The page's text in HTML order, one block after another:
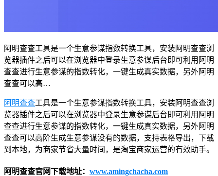
阿明查查工具是一个生意参谋指数转换工具，安装阿明查查浏
览器插件之后可以在浏览器中登录生意参谋后台即可利用阿明
查查进行生意参谋的指数转化，一键生成真实数据，另外阿明
查查可以高…
阿明查查工具是一个生意参谋指数转换工具，安装阿明查查浏
览器插件之后可以在浏览器中登录生意参谋后台即可利用阿明
查查进行生意参谋的指数转化，一键生成真实数据，另外阿明
查查可以高阶生成生意参谋没有的数据，支持表格导出，下载
到本地，为商家节省大量时间，是淘宝商家运营的有效助手。
阿明查查官网下载地址： www.amingchacha.com